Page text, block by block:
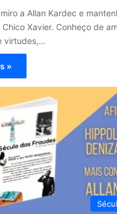
a Allan Kardec e
Xavier. Conheço de
virtudes,…
»